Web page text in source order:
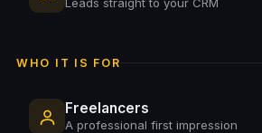
WHO IT IS FOR
Freelancers
A professional first impression